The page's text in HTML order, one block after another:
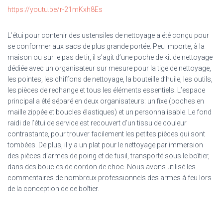
https://youtu.be/r-21mKxh8Es
L’étui pour contenir des ustensiles de nettoyage a été conçu pour
se conformer aux sacs de plus grande portée. Peu importe, à la
maison ou sur le pas de tir, il s’agit d’une poche de kit de nettoyage
dédiée avec un organisateur sur mesure pour la tige de nettoyage,
les pointes, les chiffons de nettoyage, la bouteille d’huile, les outils,
les pièces de rechange et tous les éléments essentiels. L’espace
principal a été séparé en deux organisateurs: un fixe (poches en
maille zippée et boucles élastiques) et un personnalisable. Le fond
raidi de l’étui de service est recouvert d’un tissu de couleur
contrastante, pour trouver facilement les petites pièces qui sont
tombées. De plus, il y a un plat pour le nettoyage par immersion
des pièces d’armes de poing et de fusil, transporté sous le boîtier,
dans des boucles de cordon de choc. Nous avons utilisé les
commentaires de nombreux professionnels des armes à feu lors
de la conception de ce boîtier.